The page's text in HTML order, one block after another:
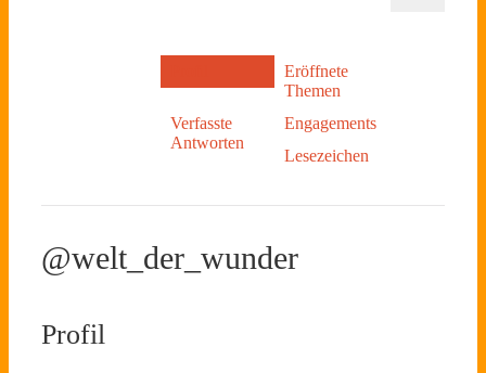
Eröffnete
Themen
Verfasste
Antworten
Engagements
Lesezeichen
@welt_der_wunder
Profil